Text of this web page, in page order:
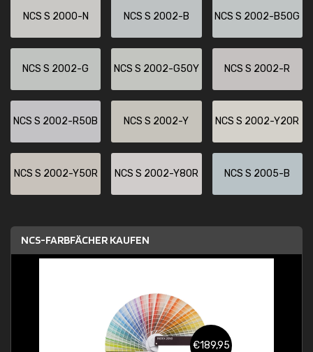
NCS S 2000-N NCS S 2002-B NCS S 2002-B50G
NCS S 2002-G NCS S 2002-G50Y NCS S 2002-R
NCS S 2002-R50B NCS S 2002-Y NCS S 2002-Y20R
NCS S 2002-Y50R NCS S 2002-Y80R NCS S 2005-B
NCS-FARBFÄCHER KAUFEN
€189,95